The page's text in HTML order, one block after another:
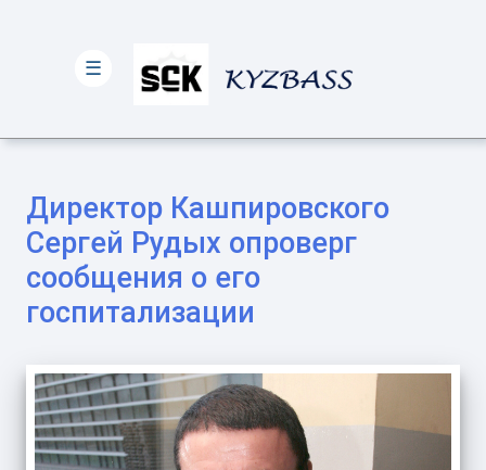
Директор Кашпировского
Сергей Рудых опроверг
сообщения о его
госпитализации
☰